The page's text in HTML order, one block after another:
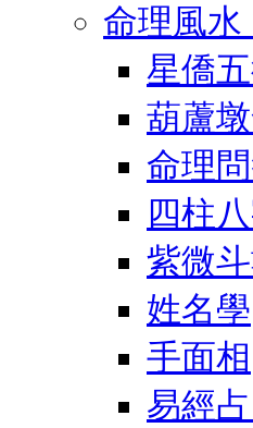
命理風水
星僑
葫蘆
命理
四柱
紫微
姓名學
手面相
易經